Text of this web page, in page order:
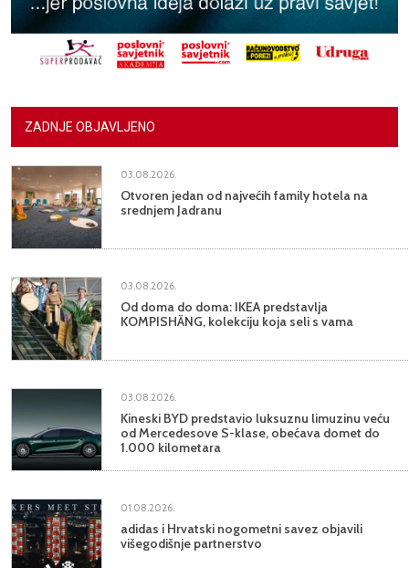
ZADNJE OBJAVLJENO
03.08.2026.
Otvoren jedan od najvećih family hotela na
srednjem Jadranu
03.08.2026.
Od doma do doma: IKEA predstavlja
KOMPISHÄNG, kolekciju koja seli s vama
03.08.2026.
Kineski BYD predstavio luksuznu limuzinu veću
od Mercedesove S-klase, obećava domet do
1.000 kilometara
01.08.2026.
adidas i Hrvatski nogometni savez objavili
višegodišnje partnerstvo